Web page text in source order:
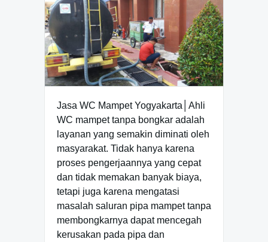
Jasa WC Mampet Yogyakarta│Ahli
WC mampet tanpa bongkar adalah
layanan yang semakin diminati oleh
masyarakat. Tidak hanya karena
proses pengerjaannya yang cepat
dan tidak memakan banyak biaya,
tetapi juga karena mengatasi
masalah saluran pipa mampet tanpa
membongkarnya dapat mencegah
kerusakan pada pipa dan